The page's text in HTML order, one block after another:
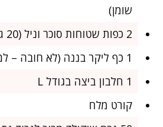
שומן)
2 כפות שטוחות סוכר וניל (20 גרם)
1 כף ליקר בננה (לא חובה – למבוגרים בלבד)
1 חלבון ביצה בגודל L
קורט מלח